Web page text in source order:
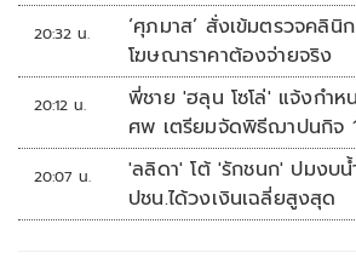
20:32 น.
‘ศุภมาส’ สั่งเข้มตรวจคลินิ
โฆษณาราคาต้องจ่ายจริง
20:12 น.
พี่ชาย 'ฮลุน โซโล่' แจ้งกำ
ศพ เตรียมจัดพิธีฌาปนกิจ
20:07 น.
'ลลิดา' โต้ 'รักชนก' ปมงบ
ปชน.ได้วงเงินเฉลี่ยสูงสุด